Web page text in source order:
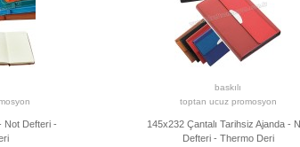
Not Defteri -
baskılı
toptan ucuz promosyon
145x232 Çantalı Tarihsiz Ajanda -
Defteri - Thermo Deri